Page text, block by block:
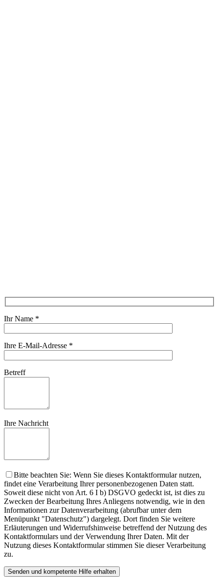
Ihr Name *
Ihre E-Mail-Adresse *
Betreff
Ihre Nachricht
Bitte beachten Sie: Wenn Sie dieses Kontaktformular nutzen,
findet eine Verarbeitung Ihrer personenbezogenen Daten statt.
Soweit diese nicht von Art. 6 I b) DSGVO gedeckt ist, ist dies zu
Zwecken der Bearbeitung Ihres Anliegens notwendig, wie in den
Informationen zur Datenverarbeitung (abrufbar unter dem
Menüpunkt "Datenschutz") dargelegt. Dort finden Sie weitere
Erläuterungen und Widerrufshinweise betreffend der Nutzung des
Kontaktformulars und der Verwendung Ihrer Daten. Mit der
Nutzung dieses Kontaktformular stimmen Sie dieser Verarbeitung
zu.